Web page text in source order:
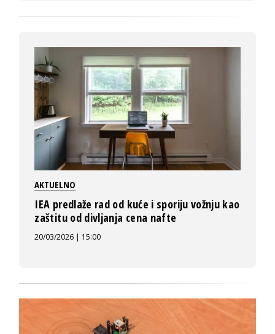
AKTUELNO
IEA predlaže rad od kuće i sporiju vožnju kao
zaštitu od divljanja cena nafte
20/03/2026 | 15:00